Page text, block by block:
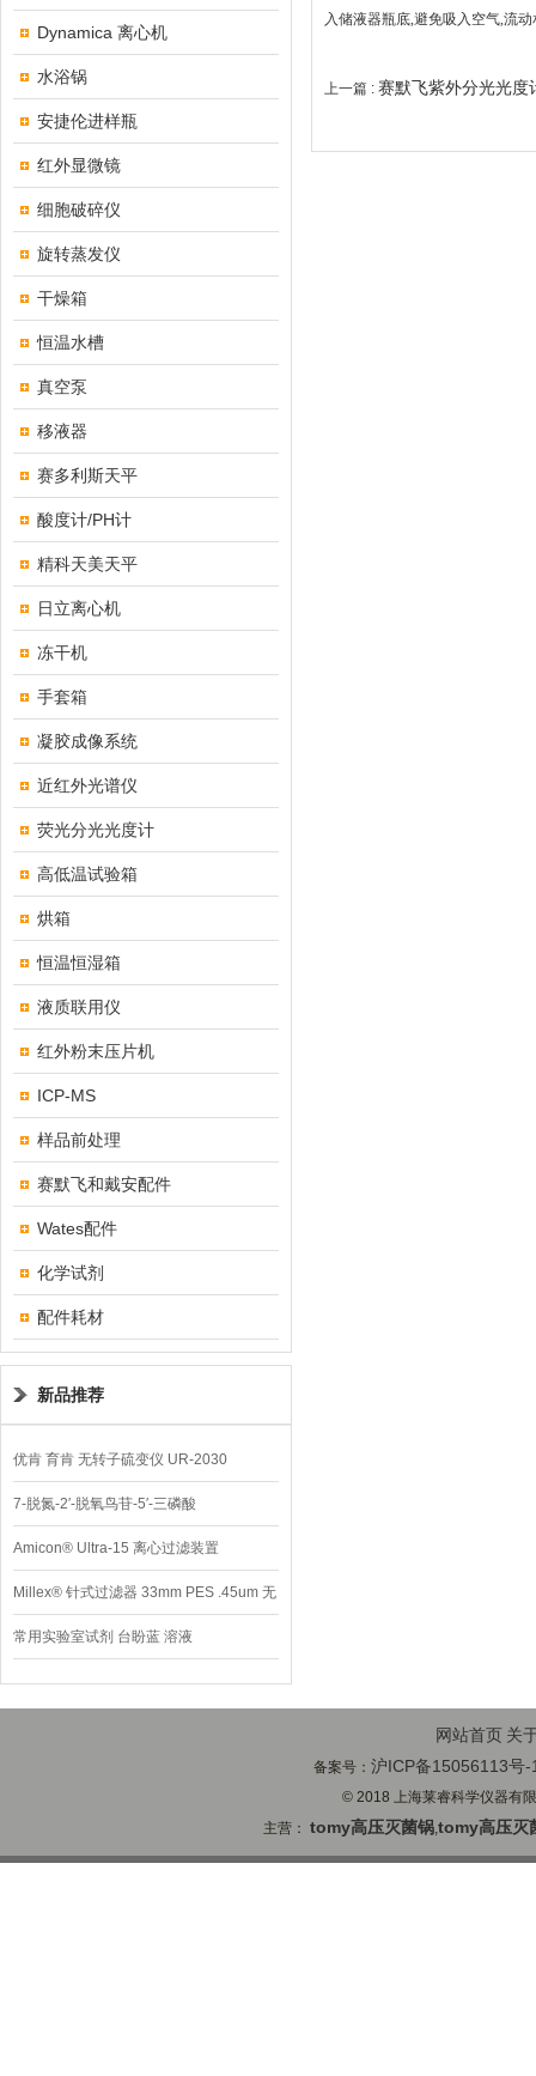
Dynamica 离心机
水浴锅
安捷伦进样瓶
红外显微镜
细胞破碎仪
旋转蒸发仪
干燥箱
恒温水槽
真空泵
移液器
赛多利斯天平
酸度计/PH计
精科天美天平
日立离心机
冻干机
手套箱
凝胶成像系统
近红外光谱仪
荧光分光光度计
高低温试验箱
烘箱
恒温恒湿箱
液质联用仪
红外粉末压片机
ICP-MS
样品前处理
赛默飞和戴安配件
Wates配件
化学试剂
配件耗材
新品推荐
优肯 育肯 无转子硫变仪 UR-2030
7-脱氮-2′-脱氧鸟苷-5′-三磷酸
Amicon® Ultra-15 离心过滤装置
Millex® 针式过滤器 33mm PES .45um 无
菌
常用实验室试剂 台盼蓝 溶液
入储液器瓶底,避免吸入空气,流动
上一篇 : 赛默飞紫外分光光度
网站首页 关
备案号：沪ICP备15056113号-
© 2018 上海莱睿科学仪器有
主营：tomy高压灭菌锅,tomy高压灭